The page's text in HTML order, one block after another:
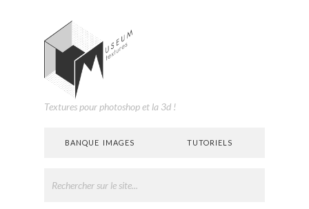
Textures pour photoshop et la 3d !
BANQUE IMAGES TUTORIELS